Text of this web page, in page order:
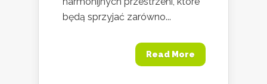
będą sprzyjać zarówno...
Read More